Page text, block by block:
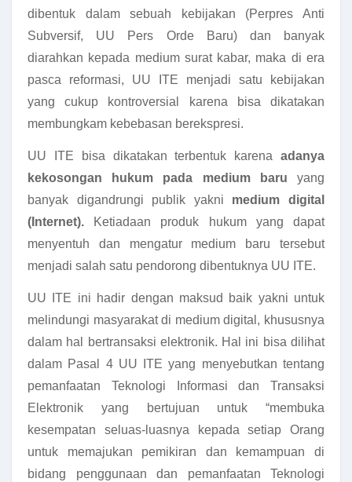
dibentuk dalam sebuah kebijakan (Perpres Anti
Subversif, UU Pers Orde Baru) dan banyak
diarahkan kepada medium surat kabar, maka di era
pasca reformasi, UU ITE menjadi satu kebijakan
yang cukup kontroversial karena bisa dikatakan
membungkam kebebasan berekspresi.
UU ITE bisa dikatakan terbentuk karena adanya
kekosongan hukum pada medium baru yang
banyak digandrungi publik yakni medium digital
(Internet). Ketiadaan produk hukum yang dapat
menyentuh dan mengatur medium baru tersebut
menjadi salah satu pendorong dibentuknya UU ITE.
UU ITE ini hadir dengan maksud baik yakni untuk
melindungi masyarakat di medium digital, khususnya
dalam hal bertransaksi elektronik. Hal ini bisa dilihat
dalam Pasal 4 UU ITE yang menyebutkan tentang
pemanfaatan Teknologi Informasi dan Transaksi
Elektronik yang bertujuan untuk “membuka
kesempatan seluas-luasnya kepada setiap Orang
untuk memajukan pemikiran dan kemampuan di
bidang penggunaan dan pemanfaatan Teknologi